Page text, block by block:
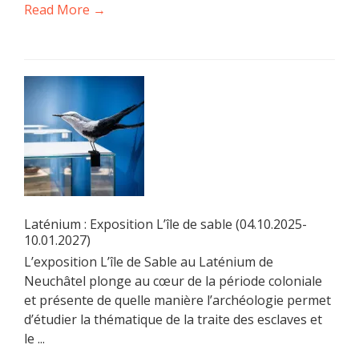
Read More →
Laténium : Exposition L’île de sable (04.10.2025-
10.01.2027)
L’exposition L’île de Sable au Laténium de
Neuchâtel plonge au cœur de la période coloniale
et présente de quelle manière l’archéologie permet
d’étudier la thématique de la traite des esclaves et
le ...